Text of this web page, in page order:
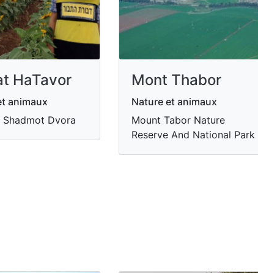
HaTavor
animaux
Shadmot Dvora
Mont Thabor
Nature et animaux
Mount Tabor Nature
Reserve And National Park